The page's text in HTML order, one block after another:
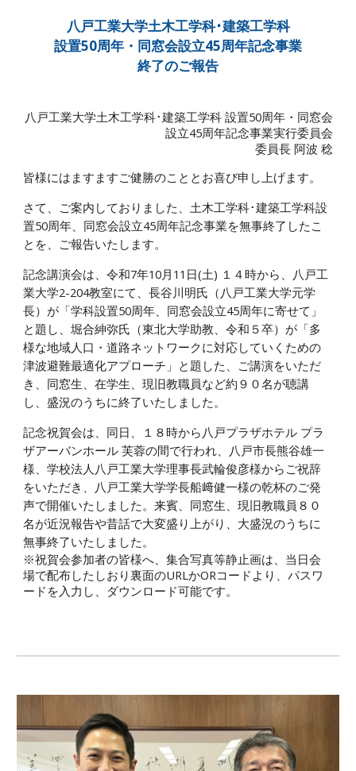
八戸工業大学土木工学科･建築工学科
設置50周年・同窓会設立45周年記念事業
終了のご報告
八戸工業大学土木工学科･建築工学科 設置50周年・同窓会
設立45周年記念事業実行委員会
委員長 阿波 稔
皆様にはますますご健勝のこととお喜び申し上げます。
さて、ご案内しておりました、土木工学科･建築工学科設
置50周年、同窓会設立45周年記念事業を無事終了したこ
とを、ご報告いたします。
記念講演会は、令和7年10月11日(土) １４時から、八戸工
業大学2-204教室にて、長谷川明氏（八戸工業大学元学
長）が「学科設置50周年、同窓会設立45周年に寄せて」
と題し、堀合紳弥氏（東北大学助教、令和５卒）が「多
様な地域人口・道路ネットワークに対応していくための
津波避難最適化アプローチ」と題した、ご講演をいただ
き、同窓生、在学生、現旧教職員など約９０名が聴講
し、盛況のうちに終了いたしました。
記念祝賀会は、同日、１８時から八戸プラザホテル プラ
ザアーバンホール 芙蓉の間で行われ、八戸市長熊谷雄一
様、学校法人八戸工業大学理事長武輪俊彦様からご祝辞
をいただき、八戸工業大学学長船﨑健一様の乾杯のご発
声で開催いたしました。来賓、同窓生、現旧教職員８０
名が近況報告や昔話で大変盛り上がり、大盛況のうちに
無事終了いたしました。
※祝賀会参加者の皆様へ、集合写真等静止画は、当日会
場で配布したしおり裏面のURLかORコードより、パスワ
ードを入力し、ダウンロード可能です。